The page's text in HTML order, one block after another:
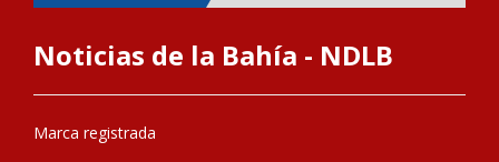
Noticias de la Bahía - NDLB
Marca registrada